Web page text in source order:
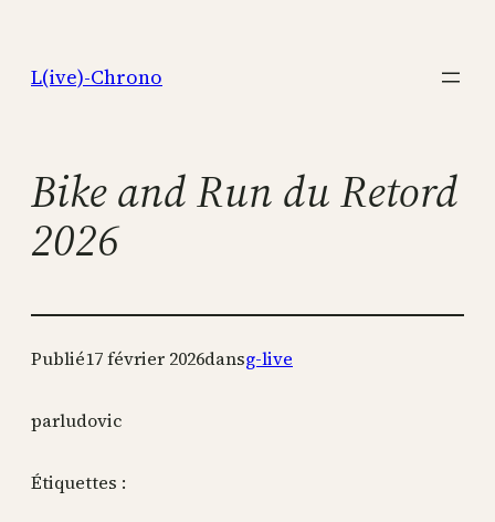
contenu
L(ive)-Chrono
Bike and Run du Retord
2026
Publié17 février 2026dansg-live
parludovic
Étiquettes :